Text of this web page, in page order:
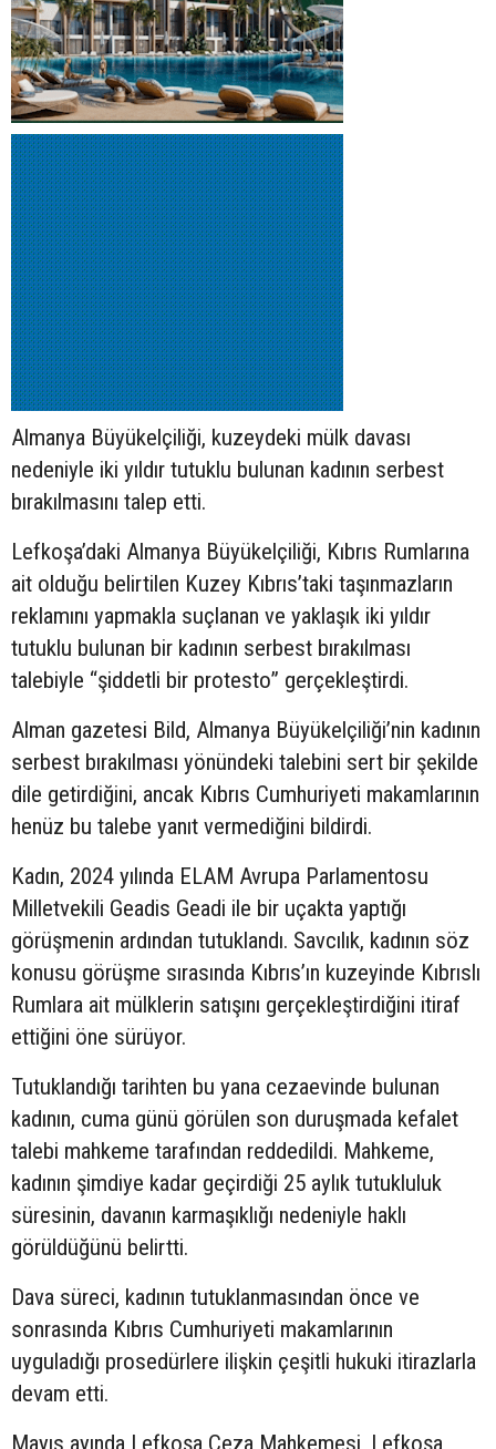
Almanya Büyükelçiliği, kuzeydeki mülk davası
nedeniyle iki yıldır tutuklu bulunan kadının serbest
bırakılmasını talep etti.
Lefkoşa’daki Almanya Büyükelçiliği, Kıbrıs Rumlarına
ait olduğu belirtilen Kuzey Kıbrıs’taki taşınmazların
reklamını yapmakla suçlanan ve yaklaşık iki yıldır
tutuklu bulunan bir kadının serbest bırakılması
talebiyle “şiddetli bir protesto” gerçekleştirdi.
Alman gazetesi Bild, Almanya Büyükelçiliği’nin kadının
serbest bırakılması yönündeki talebini sert bir şekilde
dile getirdiğini, ancak Kıbrıs Cumhuriyeti makamlarının
henüz bu talebe yanıt vermediğini bildirdi.
Kadın, 2024 yılında ELAM Avrupa Parlamentosu
Milletvekili Geadis Geadi ile bir uçakta yaptığı
görüşmenin ardından tutuklandı. Savcılık, kadının söz
konusu görüşme sırasında Kıbrıs’ın kuzeyinde Kıbrıslı
Rumlara ait mülklerin satışını gerçekleştirdiğini itiraf
ettiğini öne sürüyor.
Tutuklandığı tarihten bu yana cezaevinde bulunan
kadının, cuma günü görülen son duruşmada kefalet
talebi mahkeme tarafından reddedildi. Mahkeme,
kadının şimdiye kadar geçirdiği 25 aylık tutukluluk
süresinin, davanın karmaşıklığı nedeniyle haklı
görüldüğünü belirtti.
Dava süreci, kadının tutuklanmasından önce ve
sonrasında Kıbrıs Cumhuriyeti makamlarının
uyguladığı prosedürlere ilişkin çeşitli hukuki itirazlarla
devam etti.